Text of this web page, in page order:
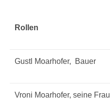
Rollen
Gustl Moarhofer, Bauer
Vroni Moarhofer, seine Frau